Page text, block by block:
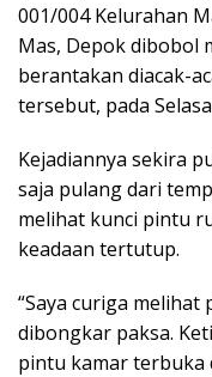
001/004 Kelurahan
Mas, Depok dibobol
berantakan diacak-
tersebut, pada
Kejadiannya sekira
saja pulang dari
melihat kunci pintu
keadaan tertutup.
“Saya curiga
dibongkar paksa.
pintu kamar terbuka